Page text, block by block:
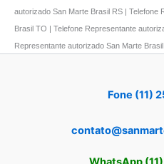
autorizado San Marte Brasil RS | Telefone
Brasil TO | Telefone Representante
Representante autorizado San Marte
Fone (11)